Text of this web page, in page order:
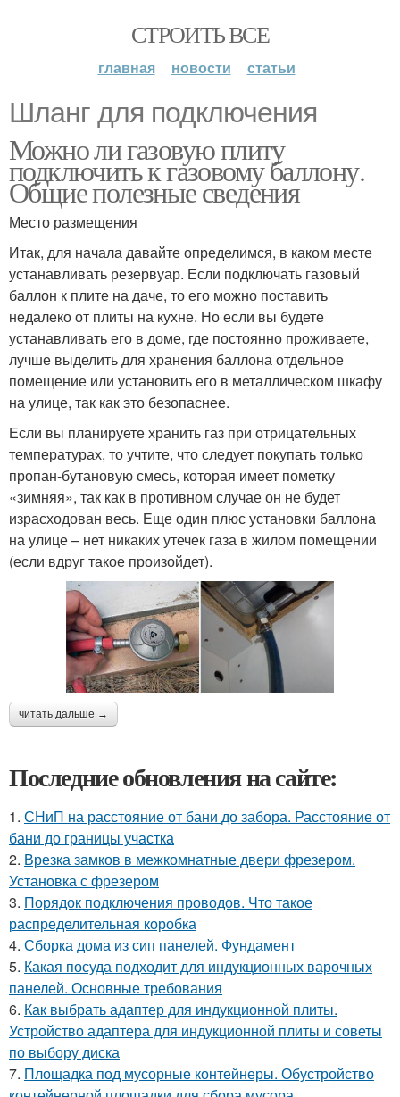
СТРОИТЬ ВСЕ
главная новости статьи
Шланг для подключения
Можно ли газовую плиту
подключить к газовому баллону.
Общие полезные сведения
Место размещения
Итак, для начала давайте определимся, в каком месте
устанавливать резервуар. Если подключать газовый
баллон к плите на даче, то его можно поставить
недалеко от плиты на кухне. Но если вы будете
устанавливать его в доме, где постоянно проживаете,
лучше выделить для хранения баллона отдельное
помещение или установить его в металлическом шкафу
на улице, так как это безопаснее.
Если вы планируете хранить газ при отрицательных
температурах, то учтите, что следует покупать только
пропан-бутановую смесь, которая имеет пометку
«зимняя», так как в противном случае он не будет
израсходован весь. Еще один плюс установки баллона
на улице – нет никаких утечек газа в жилом помещении
(если вдруг такое произойдет).
читать дальше →
Последние обновления на сайте:
1. СНиП на расстояние от бани до забора. Расстояние от
бани до границы участка
2. Врезка замков в межкомнатные двери фрезером.
Установка с фрезером
3. Порядок подключения проводов. Что такое
распределительная коробка
4. Сборка дома из сип панелей. Фундамент
5. Какая посуда подходит для индукционных варочных
панелей. Основные требования
6. Как выбрать адаптер для индукционной плиты.
Устройство адаптера для индукционной плиты и советы
по выбору диска
7. Площадка под мусорные контейнеры. Обустройство